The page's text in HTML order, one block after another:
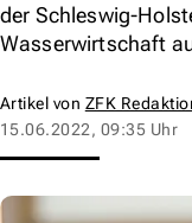
der Schleswig-
Wasserwirtschaft
Artikel von ZFK
15.06.2022, 09:35 Uhr